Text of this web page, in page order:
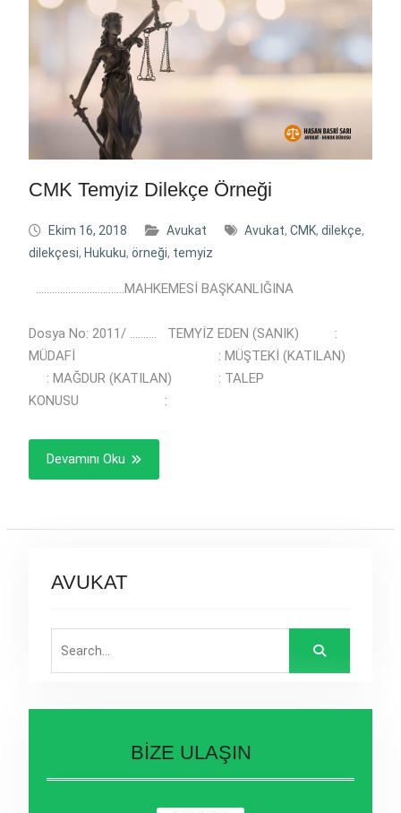
CMK Temyiz Dilekçe Örneği
Ekim 16, 2018 Avukat Avukat, CMK, dilekçe,
dilekçesi, Hukuku, örneği, temyiz
……………………………MAHKEMESİ BAŞKANLIĞINA
Dosya No: 2011/ ………. TEMYİZ EDEN (SANIK) :
MÜDAFİ : MÜŞTEKİ (KATILAN)
: MAĞDUR (KATILAN) : TALEP
KONUSU :
Devamını Oku
AVUKAT
for:
BİZE ULAŞIN